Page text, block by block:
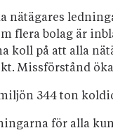
nätägares
flera bolag är
koll på att alla
Missförstånd
344 ton
för alla